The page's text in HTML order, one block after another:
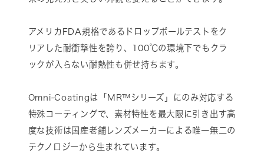
アメリカFDA規格であるドロップボールテストをク
リアした耐衝撃性を誇り、100℃の環境下でもクラ
ックが入らない耐熱性も併せ持ちます。
Omni-Coatingは「MR™シリーズ」にのみ対応する
特殊コーティングで、素材特性を最大限に引き出す高
度な技術は国産老舗レンズメーカーによる唯一無二の
テクノロジーから生まれています。